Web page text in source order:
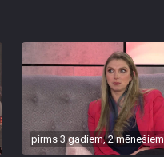
pirms 3 gadiem, 2 mēnešiem